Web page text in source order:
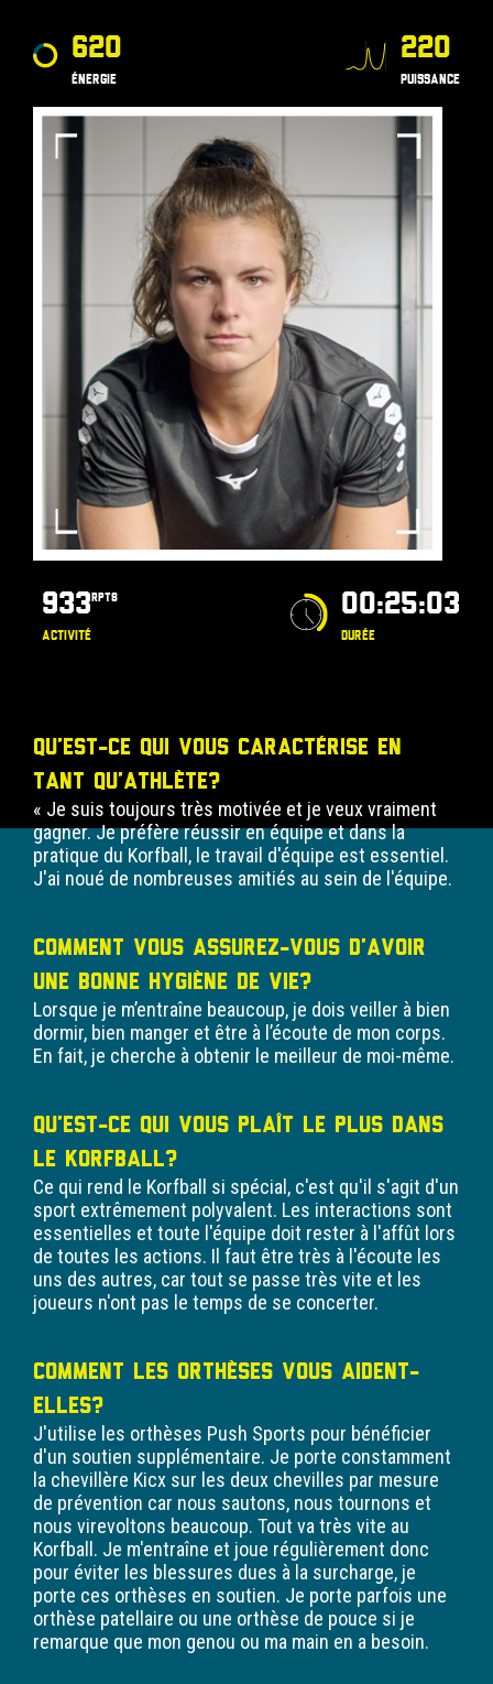
620
ÉNERGIE
220
PUISSANCE
933RPTS
ACTIVITÉ
00:25:03
DURÉE
Qu’est-ce qui vous caractérise en
tant qu’athlète?
« Je suis toujours très motivée et je veux vraiment
gagner. Je préfère réussir en équipe et dans la
pratique du Korfball, le travail d'équipe est essentiel.
J'ai noué de nombreuses amitiés au sein de l'équipe.
Comment vous assurez-vous d’avoir
une bonne hygiène de vie?
Lorsque je m’entraîne beaucoup, je dois veiller à bien
dormir, bien manger et être à l’écoute de mon corps.
En fait, je cherche à obtenir le meilleur de moi-même.
Qu’est-ce qui vous plaît le plus dans
le Korfball?
Ce qui rend le Korfball si spécial, c'est qu'il s'agit d'un
sport extrêmement polyvalent. Les interactions sont
essentielles et toute l'équipe doit rester à l'affût lors
de toutes les actions. Il faut être très à l'écoute les
uns des autres, car tout se passe très vite et les
joueurs n'ont pas le temps de se concerter.
Comment les orthèses vous aident-
elles?
J'utilise les orthèses Push Sports pour bénéficier
d'un soutien supplémentaire. Je porte constamment
la chevillère Kicx sur les deux chevilles par mesure
de prévention car nous sautons, nous tournons et
nous virevoltons beaucoup. Tout va très vite au
Korfball. Je m'entraîne et joue régulièrement donc
pour éviter les blessures dues à la surcharge, je
porte ces orthèses en soutien. Je porte parfois une
orthèse patellaire ou une orthèse de pouce si je
remarque que mon genou ou ma main en a besoin.